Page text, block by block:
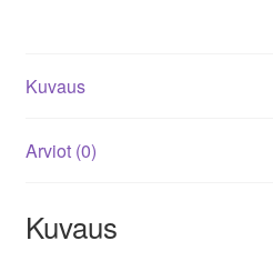
Kuvaus
Arviot (0)
Kuvaus